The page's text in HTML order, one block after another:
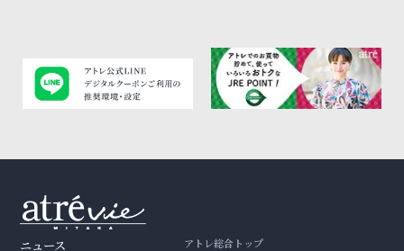
ニュース
アトレ総合トップ